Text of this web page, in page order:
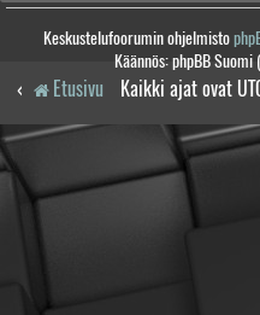
Keskustelufoorumin ohjelmisto
Käännös: phpBB
Etusivu Kaikki ajat ovat